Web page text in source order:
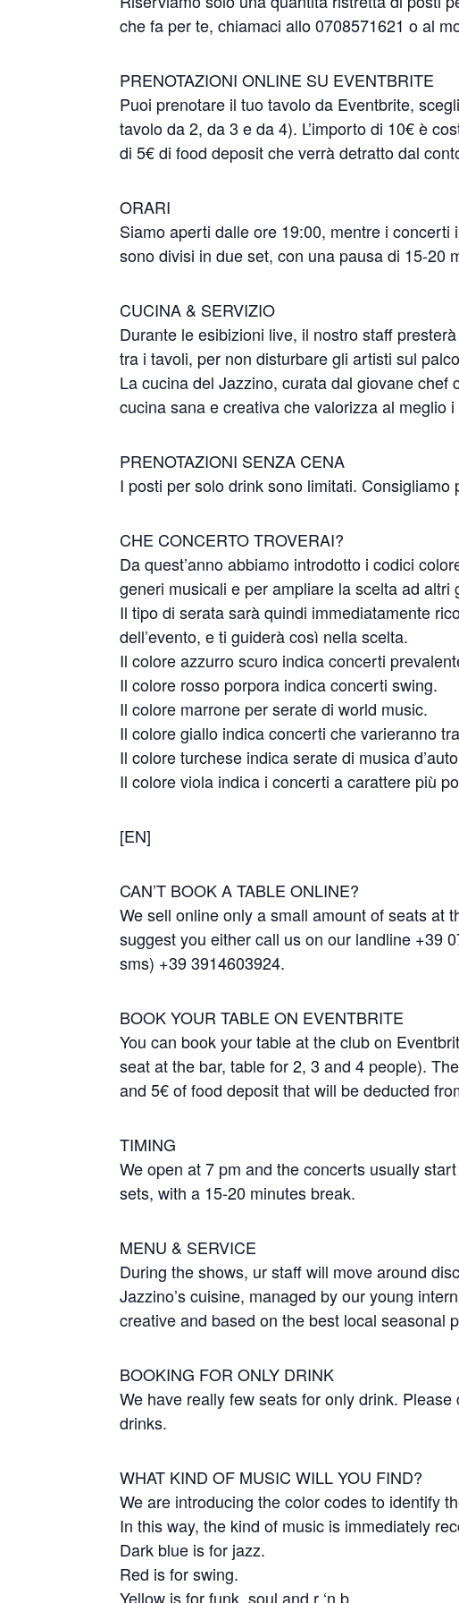
che fa per te, chiamaci allo 0708571621 o al
PRENOTAZIONI ONLINE SU EVENTBRITE
Puoi prenotare il tuo tavolo da Eventbrite,
tavolo da 2, da 3 e da 4). L’importo di 10€ è
di 5€ di food deposit che verrà detratto dal
ORARI
Siamo aperti dalle ore 19:00, mentre i
sono divisi in due set, con una pausa di 15-20
CUCINA & SERVIZIO
Durante le esibizioni live, il nostro staff
tra i tavoli, per non disturbare gli artisti sul
La cucina del Jazzino, curata dal giovane
cucina sana e creativa che valorizza al meglio
PRENOTAZIONI SENZA CENA
I posti per solo drink sono limitati.
CHE CONCERTO TROVERAI?
Da quest’anno abbiamo introdotto i codici
generi musicali e per ampliare la scelta ad altri
Il tipo di serata sarà quindi immediatamente
dell’evento, e ti guiderà così nella scelta.
Il colore azzurro scuro indica concerti
Il colore rosso porpora indica concerti swing.
Il colore marrone per serate di world music.
Il colore giallo indica concerti che varieranno
Il colore turchese indica serate di musica
Il colore viola indica i concerti a carattere più
[EN]
CAN’T BOOK A TABLE ONLINE?
We sell online only a small amount of seats at
suggest you either call us on our landline +39
sms) +39 3914603924.
BOOK YOUR TABLE ON EVENTBRITE
You can book your table at the club on
seat at the bar, table for 2, 3 and 4 people).
and 5€ of food deposit that will be deducted
TIMING
We open at 7 pm and the concerts usually
sets, with a 15-20 minutes break.
MENU & SERVICE
During the shows, ur staff will move around
Jazzino’s cuisine, managed by our young
creative and based on the best local seasonal
BOOKING FOR ONLY DRINK
We have really few seats for only drink.
drinks.
WHAT KIND OF MUSIC WILL YOU FIND?
We are introducing the color codes to identify
In this way, the kind of music is immediately
Dark blue is for jazz.
Red is for swing.
Yellow is for funk, soul and r ‘n b